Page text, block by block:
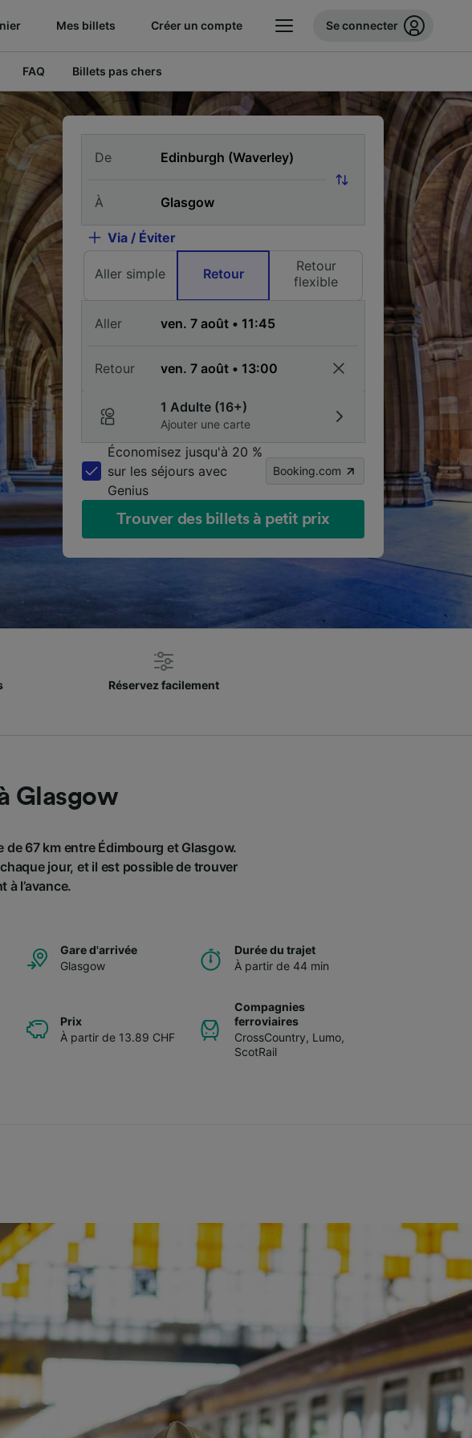
Mes billets Créer un compte Se connecter
FAQ Billets pas chers
De
À
Via / Éviter
Aller simple Retour
Retour
flexible
Aller
Retour
1 Adulte (16+)
Ajouter une carte
Économisez jusqu'à 20 %
sur les séjours avec
Genius
Booking.com
Trouver des billets à petit prix
Réservez facilement
Glasgow
67 km entre Édimbourg et Glasgow.
jour, et il est possible de trouver
à l’avance.
Gare d'arrivée
Glasgow
Durée du trajet
À partir de 44 min
Prix
À partir de 13.89 CHF
Compagnies
ferroviaires
CrossCountry, Lumo,
ScotRail